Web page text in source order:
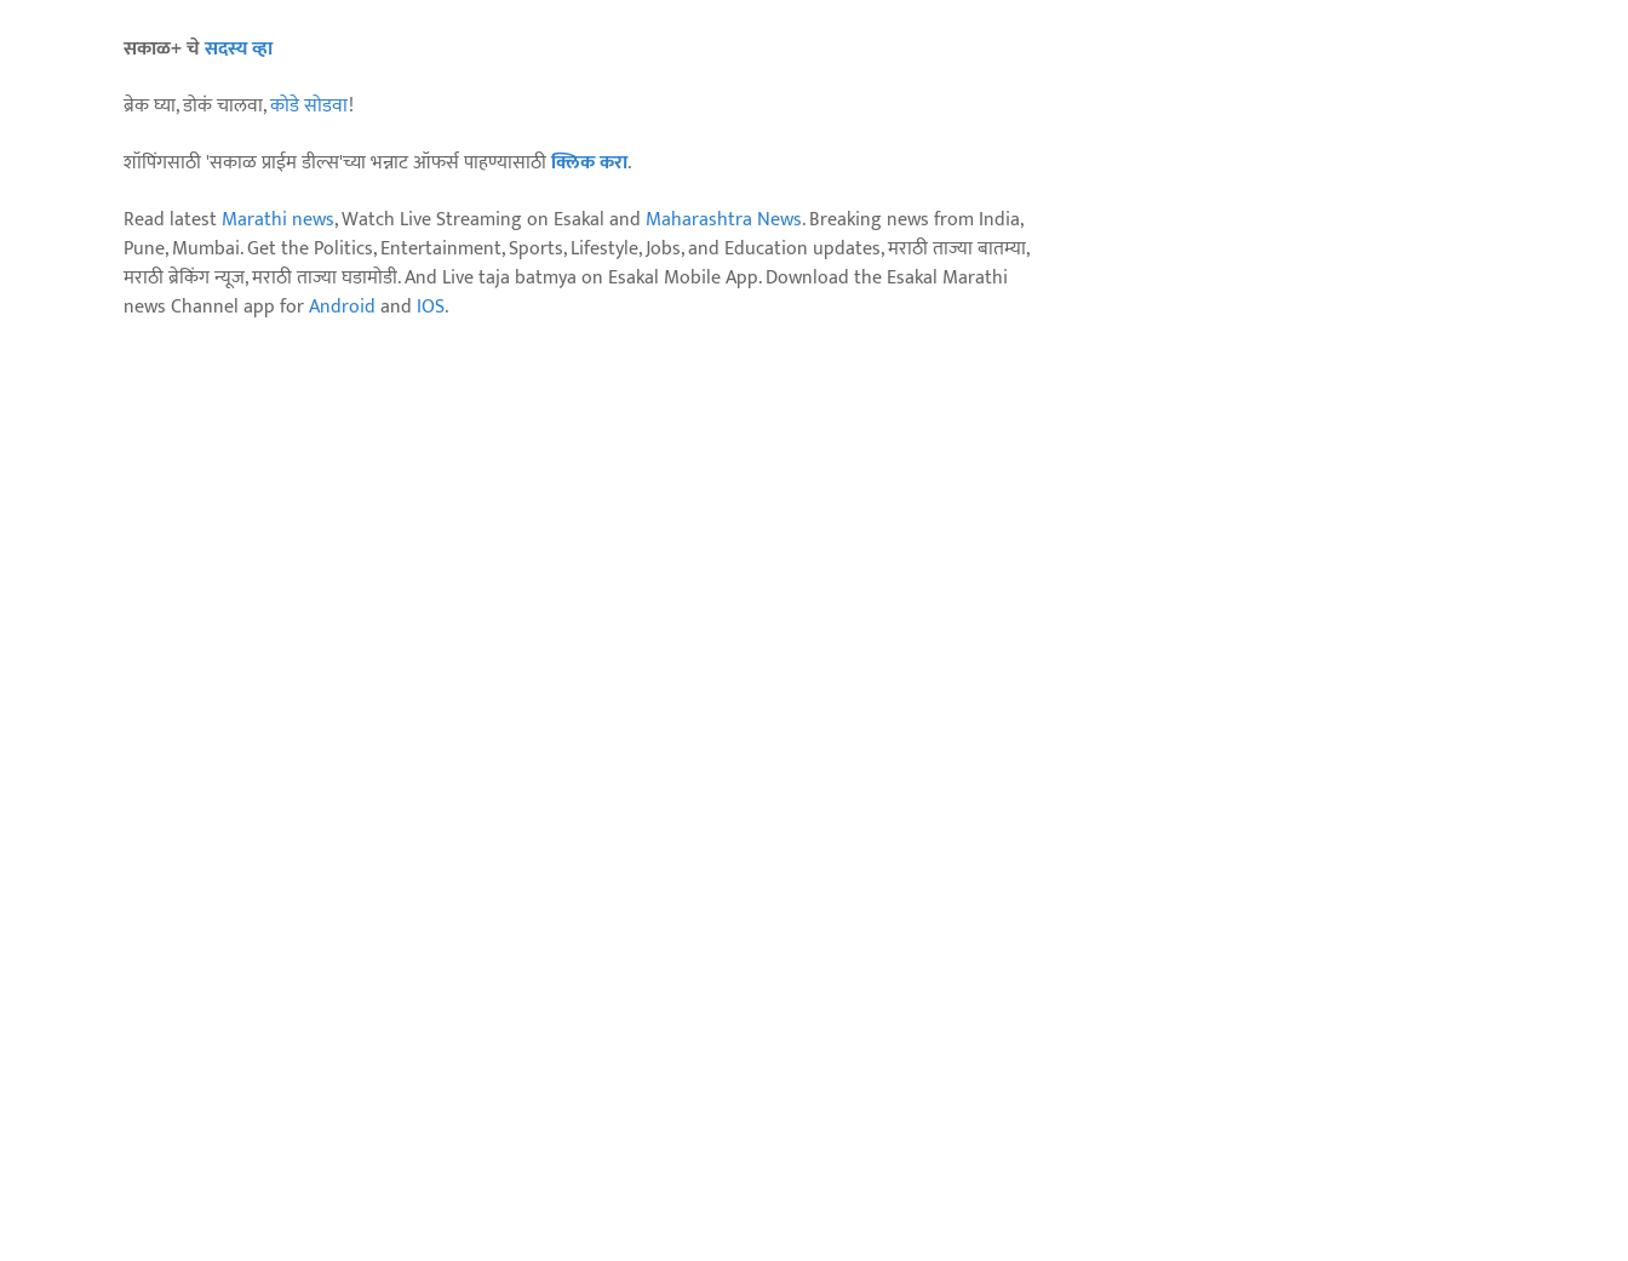
सकाळ+ चेसदस्य व्हा
ब्रेक घ्या, डोकं चालवा,कोडे सोडवा!
शॉपिंगसाठी 'सकाळ प्राईम डील्स'च्या भन्नाट ऑफर्स पाहण्यासाठीक्लिक करा.
Read latestMarathi news, Watch Live Streaming on Esakal and Maharashtra News. Breaking news from India,
Pune, Mumbai. Get the Politics, Entertainment, Sports, Lifestyle, Jobs, and Education updates, मराठी ताज्या बातम्या,
मराठी ब्रेकिंग न्यूज, मराठी ताज्या घडामोडी. And Live taja batmya on Esakal Mobile App. Download the Esakal Marathi
news Channel app forAndroidand IOS.